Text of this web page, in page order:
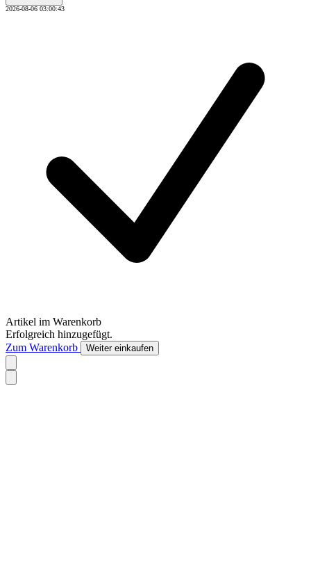
2026-08-06 03:00:43
Artikel im Warenkorb
Erfolgreich hinzugefügt.
Zum Warenkorb
Weiter einkaufen